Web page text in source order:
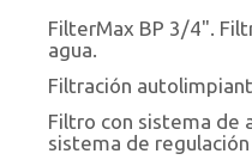
FilterMax BP 3/4".
agua.
Filtración
Filtro con sistema de
sistema de